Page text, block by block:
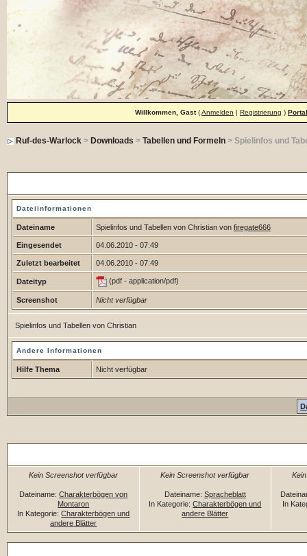
Willkommen, Gast(Anmelden | Registrierung ) Portal
Ruf-des-Warlock> Downloads > Tabellen und Formeln> Spielinfos und
Dateiinformationen
Dateiname Spielinfos und Tabellen von Christian von firegate666
Eingesendet 04.06.2010 - 07:49
Zuletzt bearbeitet 04.06.2010 - 07:49
Dateityp (pdf - application/pdf)
Screenshot Nicht verfügbar
Spielinfos und Tabellen von Christian
Andere Informationen
Hilfe Thema Nicht verfügbar
Kein Screenshot verfügbar
Dateiname:Charakterbögen von
Montaron
In Kategorie:Charakterbögen und
andere Blätter
Kein Screenshot verfügbar
Dateiname: Spracheblatt
In Kategorie:Charakterbögen und
andere Blätter
In